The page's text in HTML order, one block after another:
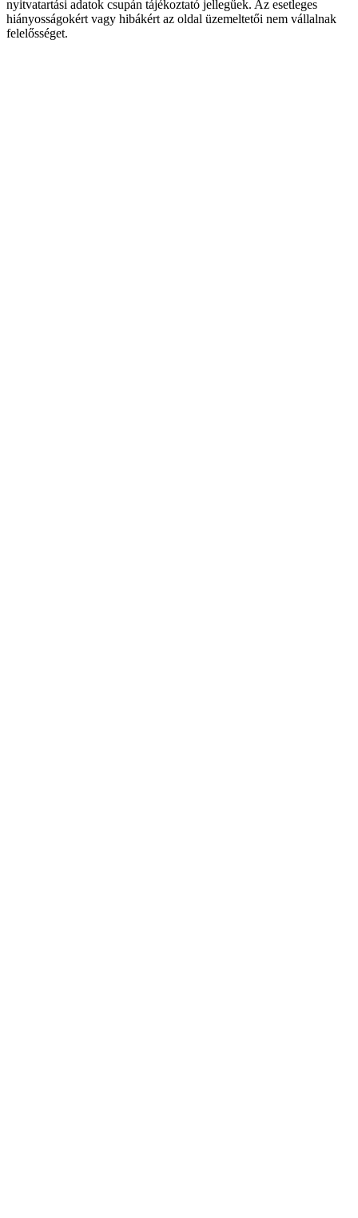
nyitvatartási adatok csupán tájékoztató jellegűek. Az esetleges
hiányosságokért vagy hibákért az oldal üzemeltetői nem vállalnak
felelősséget.